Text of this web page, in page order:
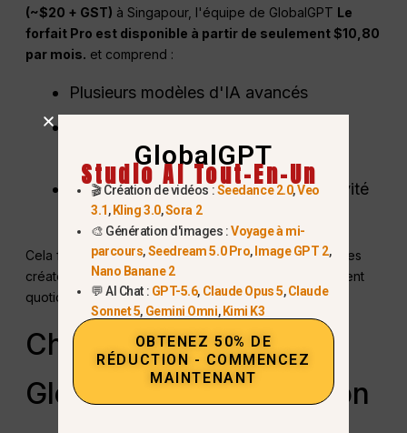
(~$20 + GST) à Singapour, l'équipe de GlobalGPT Le
forfait Pro est disponible à partir de seulement $10,80
par mois. et comprend :
Plusieurs modèles d'IA avancés
raisonnement améliorés
Fonctions de création et de productivité
étendues
Cela fait de GlobalGPT unchoix plus rentablepour les
créateurs, les professionnels et les étudiants qui utilisent
quotidiennement l'IA.
ChatGPT Plus vs
GlobalGPT (comparaison
GlobalGPT
Studio AI Tout-En-Un
🎬 Création de vidéos :Seedance 2.0,Veo
3.1,Kling 3.0,Sora 2
🎨 Génération d'images :Voyage à mi-
parcours,Seedream 5.0 Pro,Image GPT 2,
Nano Banane 2
💬 AI Chat : GPT-5.6, Claude Opus 5,Claude
Sonnet 5, Gemini Omni,Kimi K3
OBTENEZ 50% DE
RÉDUCTION - COMMENCEZ
MAINTENANT